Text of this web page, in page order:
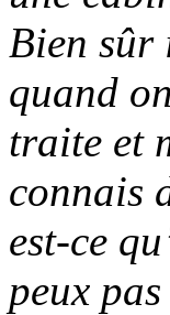
Bien sûr
quand
traite et
connais
est-ce
peux